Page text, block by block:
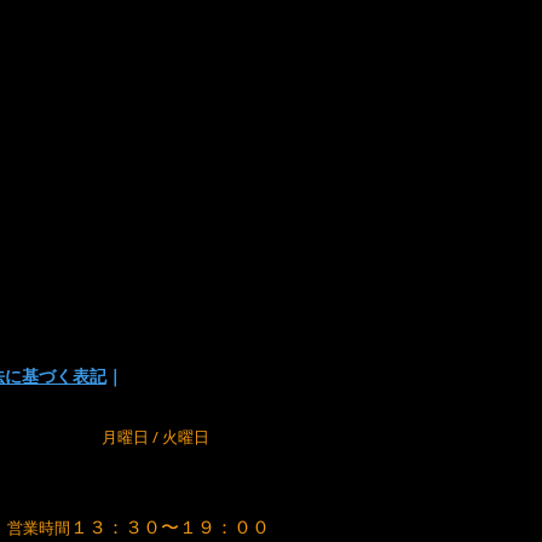
基づく表記｜
月曜日 / 火曜日
営業時間 １３：３０〜１９：００